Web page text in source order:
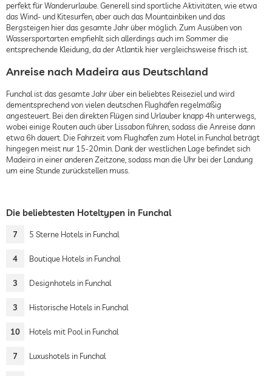
perfekt für Wanderurlaube. Generell sind sportliche Aktivitäten, wie etwa
das Wind- und Kitesurfen, aber auch das Mountainbiken und das
Bergsteigen hier das gesamte Jahr über möglich. Zum Ausüben von
Wassersportarten empfiehlt sich allerdings auch im Sommer die
entsprechende Kleidung, da der Atlantik hier vergleichsweise frisch ist.
Anreise nach Madeira aus Deutschland
Funchal ist das gesamte Jahr über ein beliebtes Reiseziel und wird
dementsprechend von vielen deutschen Flughäfen regelmäßig
angesteuert. Bei den direkten Flügen sind Urlauber knapp 4h unterwegs,
wobei einige Routen auch über Lissabon führen, sodass die Anreise dann
etwa 6h dauert. Die Fahrzeit vom Flughafen zum Hotel in Funchal beträgt
hingegen meist nur 15-20min. Dank der westlichen Lage befindet sich
Madeira in einer anderen Zeitzone, sodass man die Uhr bei der Landung
um eine Stunde zurückstellen muss.
Die beliebtesten Hoteltypen in Funchal
7 5 Sterne Hotels in Funchal
4 Boutique Hotels in Funchal
3 Designhotels in Funchal
3 Historische Hotels in Funchal
10 Hotels mit Pool in Funchal
7 Luxushotels in Funchal